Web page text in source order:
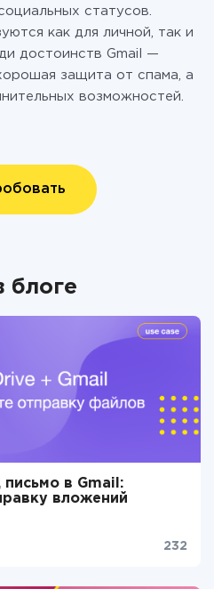
статусов.
как для личной, так и
достоинств Gmail —
защита от спама, а
возможностей.
блоге
в Gmail:
вложений
232